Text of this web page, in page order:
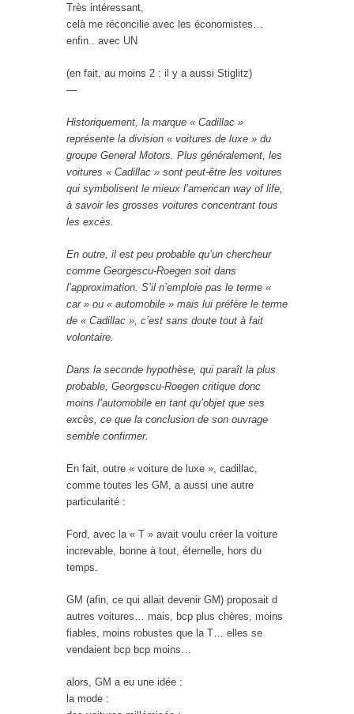
Très intéressant,
celà me réconcilie avec les économistes…
enfin.. avec UN
(en fait, au moins 2 : il y a aussi Stiglitz)
—
Historiquement, la marque « Cadillac »
représente la division « voitures de luxe » du
groupe General Motors. Plus généralement, les
voitures « Cadillac » sont peut-être les voitures
qui symbolisent le mieux l’american way of life,
à savoir les grosses voitures concentrant tous
les excès.
En outre, il est peu probable qu’un chercheur
comme Georgescu-Roegen soit dans
l’approximation. S’il n’emploie pas le terme «
car » ou « automobile » mais lui préfère le terme
de « Cadillac », c’est sans doute tout à fait
volontaire.
Dans la seconde hypothèse, qui paraît la plus
probable, Georgescu-Roegen critique donc
moins l’automobile en tant qu’objet que ses
excès, ce que la conclusion de son ouvrage
semble confirmer.
En fait, outre « voiture de luxe », cadillac,
comme toutes les GM, a aussi une autre
particularité :
Ford, avec la « T » avait voulu créer la voiture
increvable, bonne à tout, éternelle, hors du
temps.
GM (afin, ce qui allait devenir GM) proposait d
autres voitures… mais, bcp plus chères, moins
fiables, moins robustes que la T… elles se
vendaient bcp bcp moins…
alors, GM a eu une idée :
la mode :